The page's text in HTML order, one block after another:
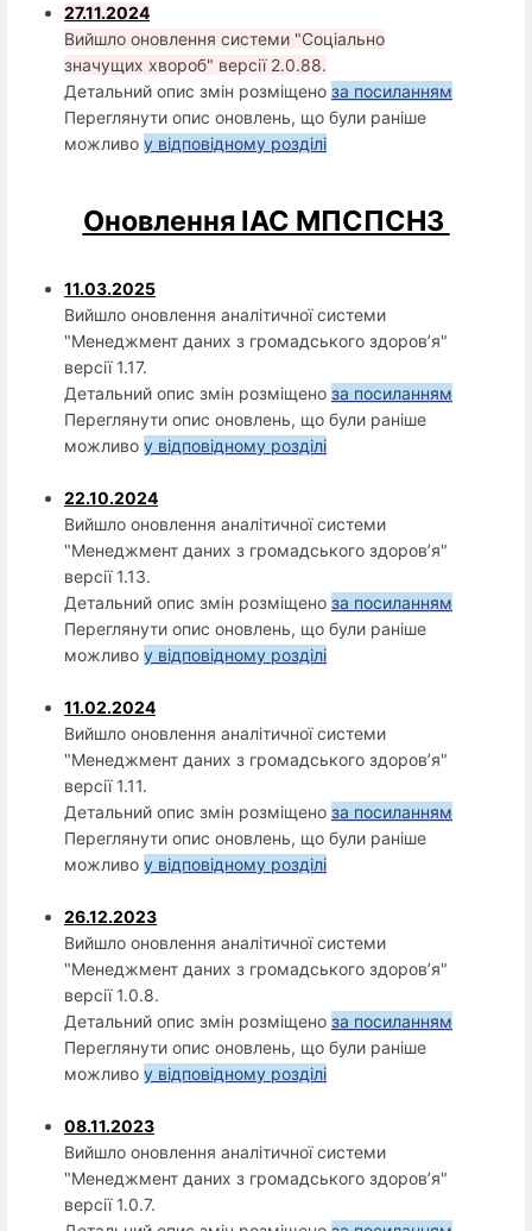
27.11.2024
Вийшло оновлення системи "Соціально
значущих хвороб" версії 2.0.88.
Детальний опис змін розміщено за посиланням
Переглянути опис оновлень, що були раніше
можливо у відповідному розділі
Оновлення ІАС МПСПСНЗ
11.03.2025
Вийшло оновлення аналітичної системи
"Менеджмент даних з громадського здоров’я"
версії 1.17.
Детальний опис змін розміщено за посиланням
Переглянути опис оновлень, що були раніше
можливо у відповідному розділі
22.10.2024
Вийшло оновлення аналітичної системи
"Менеджмент даних з громадського здоров’я"
версії 1.13.
Детальний опис змін розміщено за посиланням
Переглянути опис оновлень, що були раніше
можливо у відповідному розділі
11.02.2024
Вийшло оновлення аналітичної системи
"Менеджмент даних з громадського здоров’я"
версії 1.11.
Детальний опис змін розміщено за посиланням
Переглянути опис оновлень, що були раніше
можливо у відповідному розділі
26.12.2023
Вийшло оновлення аналітичної системи
"Менеджмент даних з громадського здоров’я"
версії 1.0.8.
Детальний опис змін розміщено за посиланням
Переглянути опис оновлень, що були раніше
можливо у відповідному розділі
08.11.2023
Вийшло оновлення аналітичної системи
"Менеджмент даних з громадського здоров’я"
версії 1.0.7.